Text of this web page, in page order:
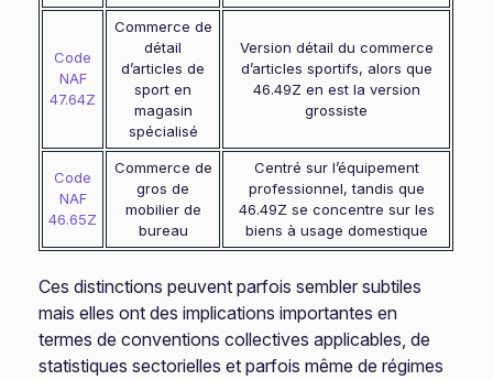
Code
NAF
47.64Z
Commerce de
détail
d’articles de
sport en
magasin
spécialisé
Version détail du commerce
d’articles sportifs, alors que
46.49Z en est la version
grossiste
Code
NAF
46.65Z
Commerce de
gros de
mobilier de
bureau
Centré sur l’équipement
professionnel, tandis que
46.49Z se concentre sur les
biens à usage domestique
Ces distinctions peuvent parfois sembler subtiles
mais elles ont des implications importantes en
termes de conventions collectives applicables, de
statistiques sectorielles et parfois même de régimes